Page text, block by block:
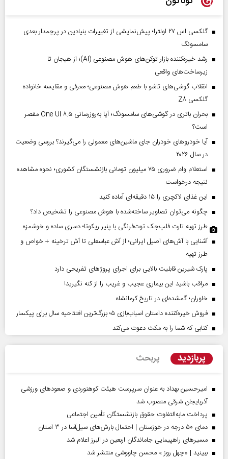
گلکسی اس ۲۷ اولترا؛ پیش‌نمایشی از تغییرات بنیادین در پرچمدار بعدی
سامسونگ
رشد خیره‌کننده بازار توکن‌های هوش مصنوعی (AI)؛ از هیجان تا
زیرساخت‌های واقعی
انقلاب گوشی‌های تاشو‌ با طعم هوش مصنوعی؛ معرفی و مقایسه خانواده
گلکسی Z۸
بحران باتری در گوشی‌های سامسونگ؛ آیا به‌روزرسانی One UI ۸.۵ مقصر
است؟
آیا خودروهای خودران جای ماشین‌های معمولی را می‌گیرند؟ بررسی وضعیت
در سال ۲۰۲۶
استعلام وام ضروری ۷۵ میلیون تومانی بازنشستگان کشوری؛ نحوه مشاهده
نتیجه درخواست
این غذای لاکچری را ۱۵ دقیقه‌ای آماده کنید
چگونه می‌توان تصاویر ساخته‌شده با هوش مصنوعی را تشخیص داد؟
طرز تهیه تارت فلپ‌جک توت‌فرنگی با پنیر ریکوتا؛ دسری ساده و خوشمزه
آشنایی با آش‌های اصیل ایرانی؛ از آش عباسعلی تا آش ترخینه + خواص و
طرز تهیه
پارک شیرین قابلیت‌ بالایی برای اجرای پروژهای تفریحی دارد
مراقب باشید این بیماری عجیب و غریب را از کنه نگیرید!
خاوران؛ گمشده‌ای در تاریخ کرمانشاه
فروش خیره‌کننده داستان اسباب‌بازی ۵؛ بزرگ‌ترین افتتاحیه سال برای پیکسار
کتابی که شما را به مکث دعوت می‌کند
پربازدید پربحث
امیرحسین بهداد به عنوان سرپرست هیئت کوهنوردی و صعودهای ورزشی
آذربایجان شرقی منصوب شد
پرداخت مابه‌التفاوت حقوق بازنشستگان تأمین اجتماعی
دمای ۵۰ درجه در خوزستان | احتمال بارش‌های سیل‌آسا در ۳ استان
مسیر‌های راهپیمایی جاماندگان اربعین در البرز اعلام شد
ببینید | «چهل روز » محسن چاووشی منتشر شد